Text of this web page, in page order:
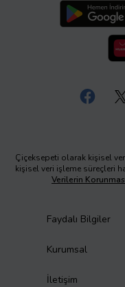
Çiçeksepeti olarak kişisel
kişisel veri işleme süreçleri
Verilerin
Faydalı Bilgiler
Kurumsal
İletişim